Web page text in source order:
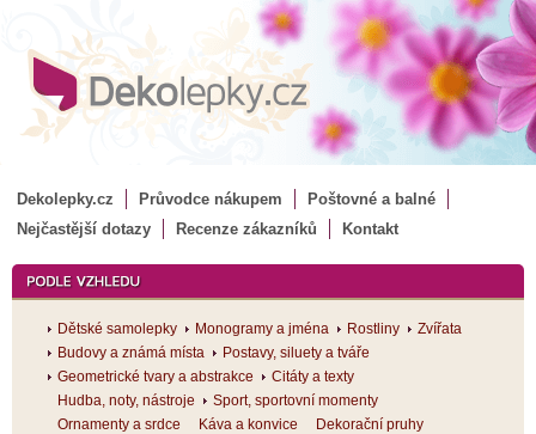
Dekolepky.cz Průvodce nákupem
Poštovné a balné
Nejčastější dotazy
Recenze zákazníků Kontakt
Dětské samolepky Monogramy a jména Rostliny
Zvířata
Budovy a známá místa
Postavy, siluety a tváře
Geometrické tvary a abstrakce
Citáty a texty
Hudba, noty, nástroje
Sport, sportovní momenty
Ornamenty a srdce
Káva a konvice
Dekorační pruhy